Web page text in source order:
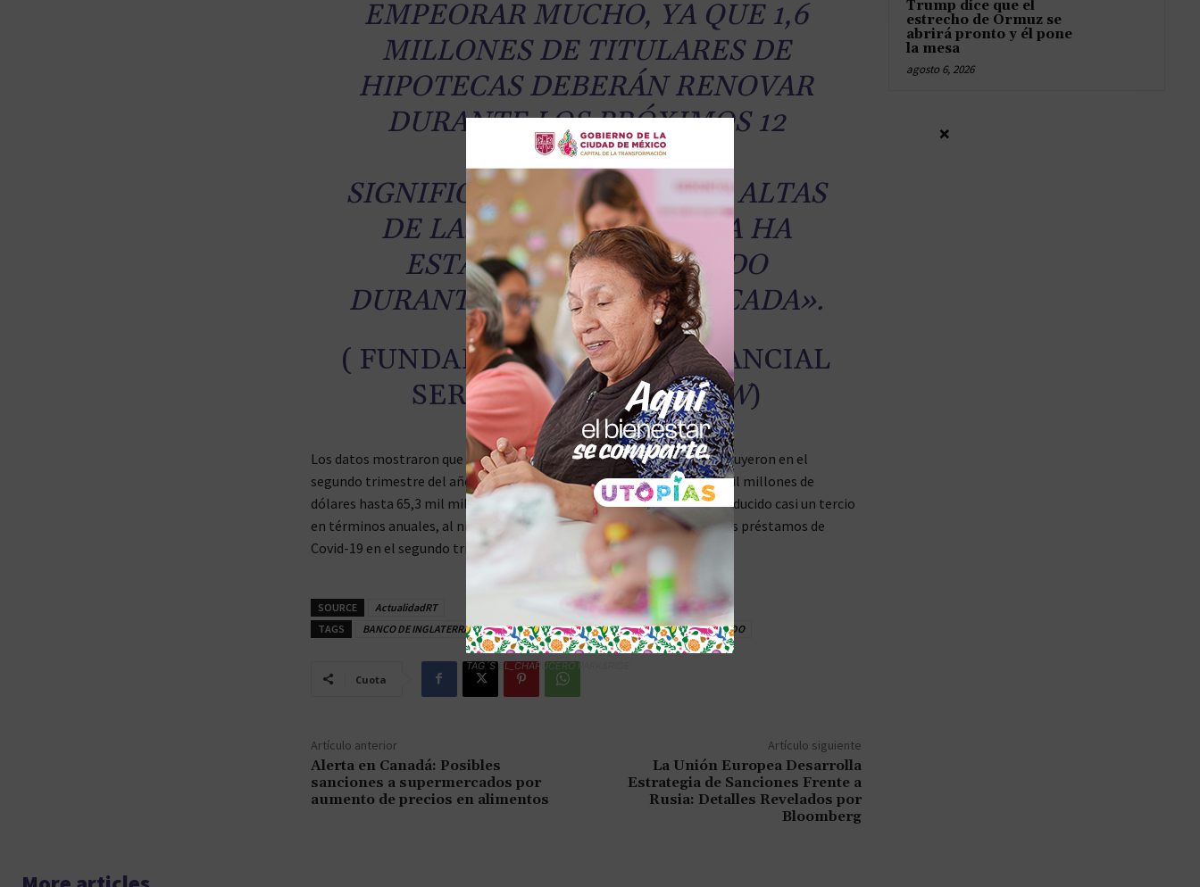
EMPEORAR MUCHO, YA QUE 1,6
MILLONES DE TITULARES DE
HIPOTECAS DEBERÁN RENOVAR
DURANTE LOS PRÓXIMOS 12
MESES A TASAS
SIGNIFICATIVAMENTE MÁS ALTAS
DE LAS QUE CUALQUIERA HA
ESTADO ACOSTUMBRADO
DURANTE MÁS DE UNA DÉCADA».
( FUNDADOR DE SHAW FINANCIAL
SERVICES, LEWIS SHAW)
Los datos mostraron que los préstamos hipotecarios también disminuyeron en el
segundo trimestre del año, con los anticipos brutos cayendo en 7,8 mil millones de
dólares hasta 65,3 mil millones de dólares. El endeudamiento se ha reducido casi un tercio
en términos anuales, al nivel más bajo desde lo peor del colapso de los préstamos de
Covid-19 en el segundo trimestre de 2020.
SOURCE
ActualidadRT
TAGS
BANCO DE INGLATERRA COLAPSO HIPOTECARIO INFLACIÓN REINO UNIDO
Cuota
Artículo anterior
Alerta en Canadá: Posibles
sanciones a supermercados por
aumento de precios en alimentos
Artículo siguiente
La Unión Europea Desarrolla
Estrategia de Sanciones Frente a
Rusia: Detalles Revelados por
Bloomberg
Trump dice que el
estrecho de Ormuz se
abrirá pronto y él pone
la mesa
agosto 6, 2026
TAG´S EL_CHAPUCERO PARK&RIDE
×